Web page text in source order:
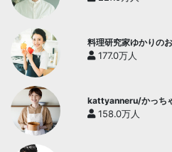
料理研究家ゆかりの
Kitchen
177.0万人
kattyanneru/かっち
158.0万人